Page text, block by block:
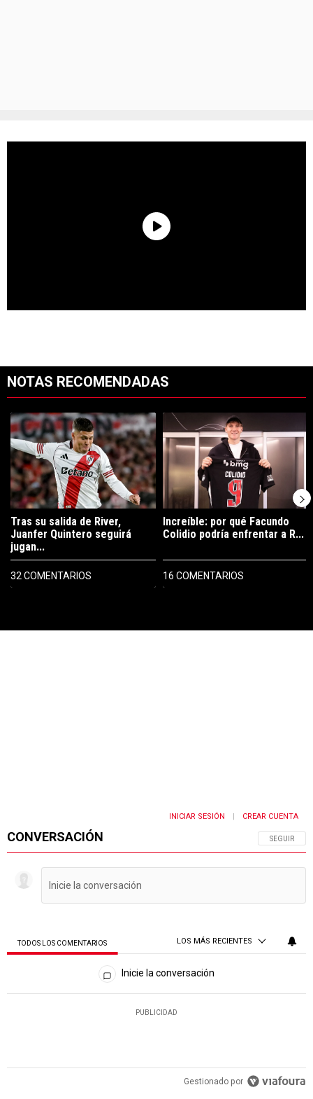
NOTAS RECOMENDADAS
Un artículo de tendencia con el título "Tras su salida de River,
Tras su salida de River,
Juanfer Quintero seguirá
jugan...
32 COMENTARIOS
Un artículo de tendencia con el
Increíble: por qué Facundo
Colidio podría enfrentar a R...
16 COMENTARIOS
CONVERSACIÓN SIGA ESTA
SEGUIR
INICIAR SESIÓN CREAR CUENTA
TODOS LOS COMENTARIOS LOS MÁS RECIENTES
Todos los comentarios
Inicie la conversación
PUBLICIDAD
Gestionado por